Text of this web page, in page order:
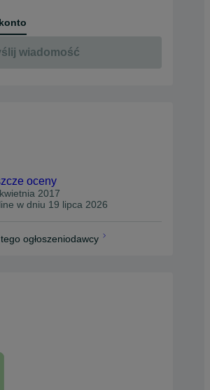
wiadomość
oceny
kwietnia 2017
w dniu 19 lipca 2026
ogłoszeniodawcy